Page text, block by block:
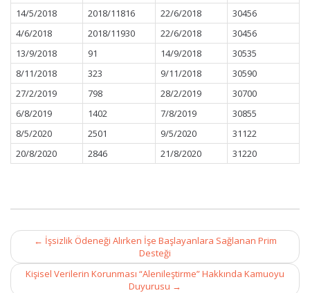
14/5/2018
2018/11816 22/6/2018
30456
4/6/2018
2018/11930 22/6/2018
30456
13/9/2018
91 14/9/2018
30535
8/11/2018
323 9/11/2018
30590
27/2/2019
798 28/2/2019
30700
6/8/2019
1402 7/8/2019
30855
8/5/2020
2501 9/5/2020
31122
20/8/2020
2846 21/8/2020 31220
Post
navigation
← İşsizlik Ödeneği Alırken İşe Başlayanlara Sağlanan Prim
Desteği
Kişisel Verilerin Korunması “Alenileştirme” Hakkında Kamuoyu
Duyurusu →